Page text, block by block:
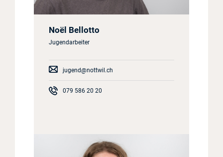
Noël Bellotto
Jugendarbeiter
jugend@nottwil.ch
079 586 20 20